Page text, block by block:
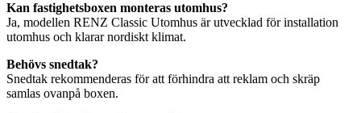
Kan fastighetsboxen monteras utomhus?
Ja, modellen RENZ Classic Utomhus är utvecklad för installation
utomhus och klarar nordiskt klimat.
Behövs snedtak?
Snedtak rekommenderas för att förhindra att reklam och skräp
samlas ovanpå boxen.